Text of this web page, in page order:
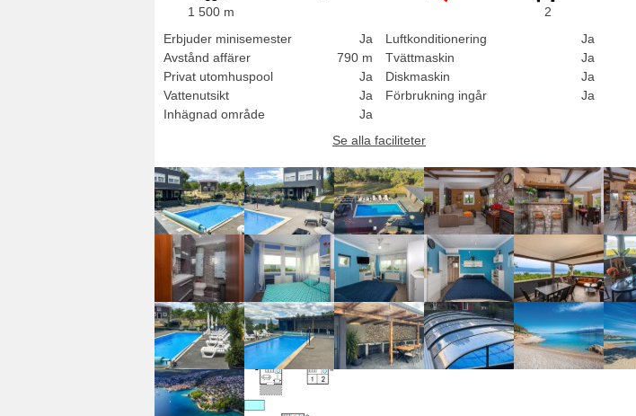
1 500 m
2
Erbjuder minisemester
Ja
Avstånd affärer
790 m
Privat utomhuspool
Ja
Vattenutsikt
Ja
Inhägnad område
Ja
Luftkonditionering
Ja
Tvättmaskin
Ja
Diskmaskin
Ja
Förbrukning ingår
Ja
Se alla faciliteter